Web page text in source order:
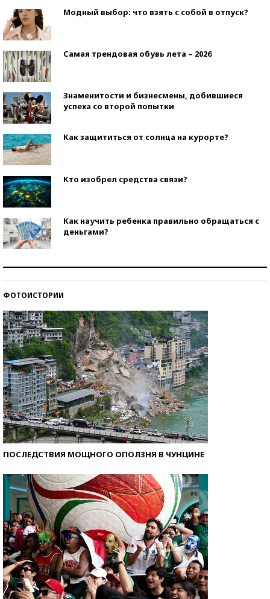
Модный выбор: что взять с собой в отпуск?
Самая трендовая обувь лета – 2026
Знаменитости и бизнесмены, добившиеся
успеха со второй попытки
Как защититься от солнца на курорте?
Кто изобрел средства связи?
Как научить ребенка правильно обращаться с
деньгами?
ФОТОИСТОРИИ
ПОСЛЕДСТВИЯ МОЩНОГО ОПОЛЗНЯ В ЧУНЦИНЕ